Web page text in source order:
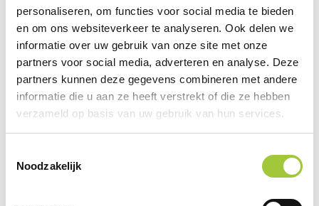
personaliseren, om functies voor social media te bieden
en om ons websiteverkeer te analyseren. Ook delen we
informatie over uw gebruik van onze site met onze
partners voor social media, adverteren en analyse. Deze
partners kunnen deze gegevens combineren met andere
informatie die u aan ze heeft verstrekt of die ze hebben
verzameld op basis van uw gebruik van hun services.
Noodzakelijk
samenwerkingen met boeren en
leveranciers, met respect voor mens en
natuur. Zo geniet je van pure, smaakvolle
producten die met zorg zijn gemaakt.
Andere suggesties…